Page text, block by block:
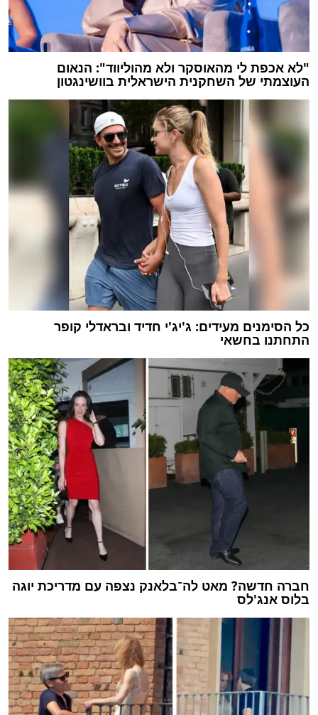
"לא אכפת לי מהאוסקר ולא מהוליווד": הנאום
העוצמתי של השחקנית הישראלית בוושינגטון
כל הסימנים מעידים: ג'יג'י חדיד ובראדלי קופר
התחתנו בחשאי
חברה חדשה? מאט לה־בלאנק נצפה עם מדריכת יוגה
בלוס אנג'לס